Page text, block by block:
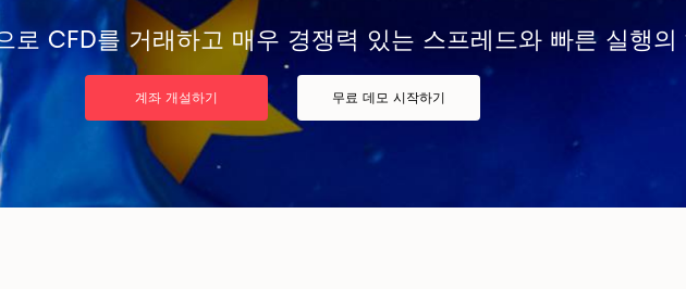
로 CFD를 거래하고 매우 경쟁력 있는 스프레드와 빠른 실행의
계좌 개설하기 무료 데모 시작하기